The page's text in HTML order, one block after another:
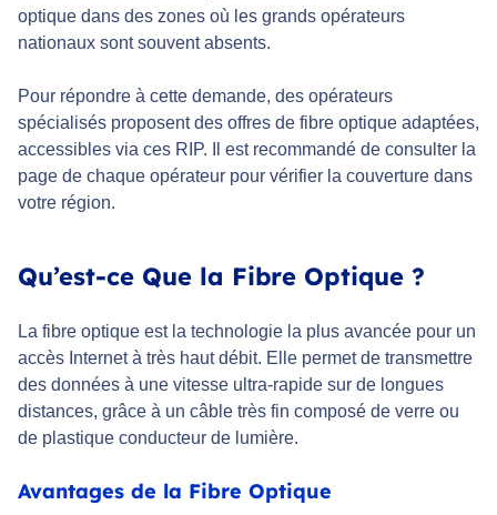
optique dans des zones où les grands opérateurs
nationaux sont souvent absents.
Pour répondre à cette demande, des opérateurs
spécialisés proposent des offres de fibre optique adaptées,
accessibles via ces RIP. Il est recommandé de consulter la
page de chaque opérateur pour vérifier la couverture dans
votre région.
Qu’est-ce Que la Fibre Optique ?
La fibre optique est la technologie la plus avancée pour un
accès Internet à très haut débit. Elle permet de transmettre
des données à une vitesse ultra-rapide sur de longues
distances, grâce à un câble très fin composé de verre ou
de plastique conducteur de lumière.
Avantages de la Fibre Optique